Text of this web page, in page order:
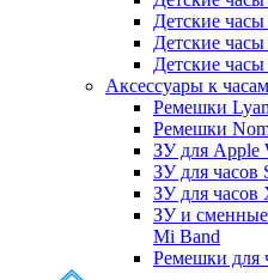
Детские
Детские
Детские
Аксессуары к
Ремешки
Ремешки
ЗУ для Apple
ЗУ для часов
ЗУ для часов
ЗУ и сменные
Mi Band
Ремешки для